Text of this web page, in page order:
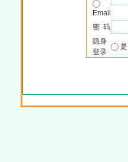
Email
密 码
隐身
登录